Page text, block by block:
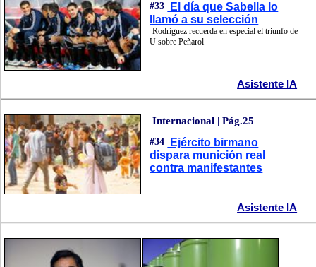
#33
El día que Sabella lo
llamó a su selección
Rodríguez recuerda en especial el triunfo de
U sobre Peñarol
Asistente IA
Internacional | Pág.25
#34
Ejército birmano
dispara munición real
contra manifestantes
Asistente IA